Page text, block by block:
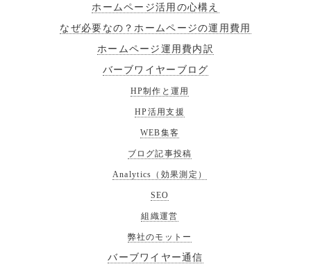
ホームページ活用の心構え
なぜ必要なの？ホームページの運用費用
ホームページ運用費内訳
バーブワイヤーブログ
HP制作と運用
HP活用支援
WEB集客
ブログ記事投稿
Analytics（効果測定）
SEO
組織運営
弊社のモットー
バーブワイヤー通信